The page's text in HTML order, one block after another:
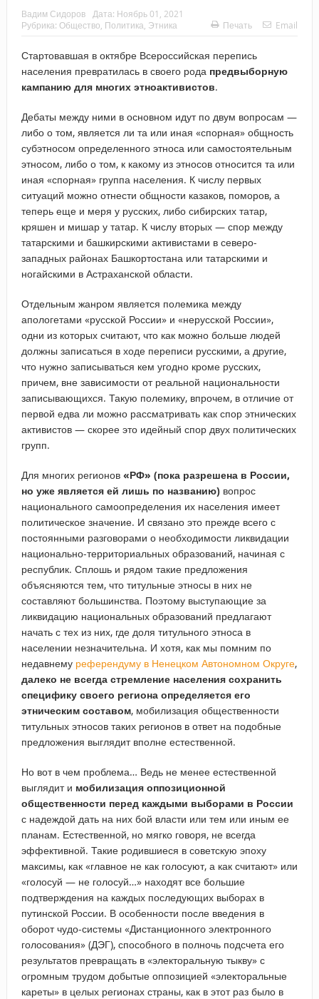
Вадим Сидоров Дата: Ноябрь 01, 2021
Рубрика: Общество Политика Этника Печать Email
Стартовавшая в октябре Всероссийская перепись
населения превратилась в своего рода предвыборную
кампанию для многих этноактивистов.
Дебаты между ними в основном идут по двум вопросам —
либо о том, является ли та или иная «спорная» общность
субэтносом определенного этноса или самостоятельным
этносом, либо о том, к какому из этносов относится та или
иная «спорная» группа населения. К числу первых
ситуаций можно отнести общности казаков, поморов, а
теперь еще и меря у русских, либо сибирских татар,
кряшен и мишар у татар. К числу вторых — спор между
татарскими и башкирскими активистами в северо-
западных районах Башкортостана или татарскими и
ногайскими в Астраханской области.
Отдельным жанром является полемика между
апологетами «русской России» и «нерусской России»,
одни из которых считают, что как можно больше людей
должны записаться в ходе переписи русскими, а другие,
что нужно записываться кем угодно кроме русских,
причем, вне зависимости от реальной национальности
записывающихся. Такую полемику, впрочем, в отличие от
первой едва ли можно рассматривать как спор этнических
активистов — скорее это идейный спор двух политических
групп.
Для многих регионов «РФ» (пока разрешена в России,
но уже является ей лишь по названию)вопрос
национального самоопределения их населения имеет
политическое значение. И связано это прежде всего с
постоянными разговорами о необходимости ликвидации
национально-территориальных образований, начиная с
республик. Сплошь и рядом такие предложения
объясняются тем, что титульные этносы в них не
составляют большинства. Поэтому выступающие за
ликвидацию национальных образований предлагают
начать с тех из них, где доля титульного этноса в
населении незначительна. И хотя, как мы помним по
недавнему референдуму в Ненецком Автономном Округе,
далеко не всегда стремление населения сохранить
специфику своего региона определяется его
этническим составом, мобилизация общественности
титульных этносов таких регионов в ответ на подобные
предложения выглядит вполне естественной.
Но вот в чем проблема… Ведь не менее естественной
выглядит и мобилизация оппозиционной
общественности перед каждыми выборами в России
с надеждой дать на них бой власти или тем или иным ее
планам. Естественной, но мягко говоря, не всегда
эффективной. Такие родившиеся в советскую эпоху
максимы, как «главное не как голосуют, а как считают» или
«голосуй — не голосуй…» находят все большие
подтверждения на каждых последующих выборах в
путинской России. В особенности после введения в
оборот чудо-системы «Дистанционного электронного
голосования» (ДЭГ), способного в полночь подсчета его
результатов превращать в «электоральную тыкву» с
огромным трудом добытые оппозицией «электоральные
кареты» в целых регионах страны, как в этот раз было в